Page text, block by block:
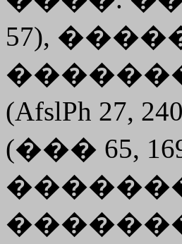
57),
(AfslPh 27,
(��� 65,
��������
��������